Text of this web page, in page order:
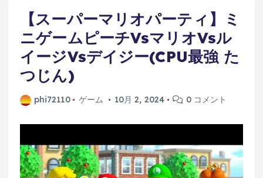
【スーパーマリオパーティ】ミ
ニゲームピーチVsマリオVsル
イージVsデイジー(CPU最強 た
つじん)
phi72110 ゲーム 10月 2, 2024 0 コメント